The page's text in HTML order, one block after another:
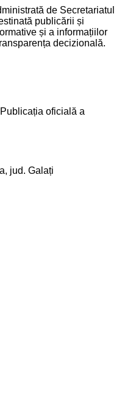
de Secretariatul
publicării și
și a informațiilor
decizională.
oficială a
jud. Galați